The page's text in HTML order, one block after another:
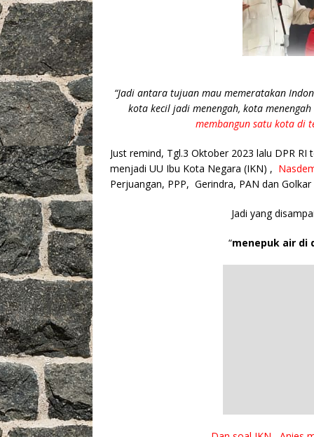
“Jadi antara tujuan mau memeratakan
kota kecil jadi menengah, kota
membangun satu kota di
Just remind, Tgl.3 Oktober 2023 lalu DPR RI
menjadi UU Ibu Kota Negara (IKN) ,
Perjuangan, PPP, Gerindra, PAN dan
Jadi yang
“menepuk air di